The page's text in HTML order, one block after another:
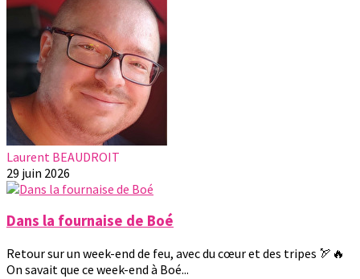
Laurent BEAUDROIT
29 juin 2026
Dans la fournaise de Boé
Retour sur un week-end de feu, avec du cœur et des tripes 🏹🔥
On savait que ce week-end à Boé...